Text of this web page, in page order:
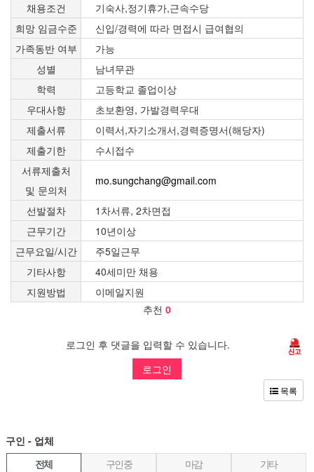
채용조건
기숙사,정기휴가,근속수당
희망 임금수준
신입/경력에 따라 면접시 급여협의
가족동반 여부
가능
성별
남녀무관
학력
고등학교 졸업이상
우대사항
초보환영, 가발경력우대
제출서류
이력서,자기소개서,경력증명서(해당자)
제출기한
수시접수
서류제출처
및 문의처
mo.sungchang@gmail.com
선발절차
1차서류, 2차면접
근무기간
10년이상
근무요일/시간
주5일근무
기타사항
40세미만 채용
지원방법
이메일지원
추천 0
로그인 후 댓글을 입력할 수 있습니다.
로그인
목록
구인 - 업체
전체
구인중 마감 기타